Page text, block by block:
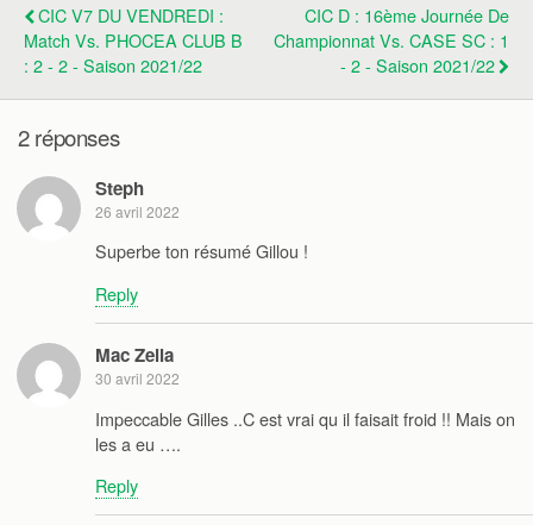
CIC V7 DU VENDREDI :
Match Vs. PHOCEA CLUB B
: 2 - 2 - Saison 2021/22
CIC D : 16ème Journée De
Championnat Vs. CASE SC : 1
- 2 - Saison 2021/22
2 réponses
Steph
26 avril 2022
Superbe ton résumé Gillou !
Reply
Mac Zella
30 avril 2022
Impeccable Gilles ..C est vrai qu il faisait froid !! Mais on
les a eu ….
Reply